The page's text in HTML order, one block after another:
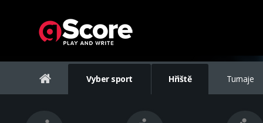
Vyber sport Hřiště Turnaje